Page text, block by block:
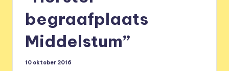
begraafplaats
Middelstum”
10 oktober 2016